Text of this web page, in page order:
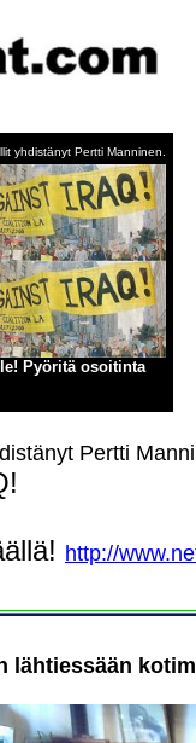
yhdistänyt Pertti Manninen.
Pyöritä osoitinta
Pertti
http://
lähtiessään